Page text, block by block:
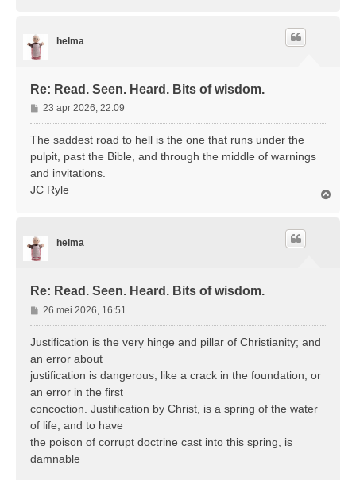
helma
Re: Read. Seen. Heard. Bits of wisdom.
B
e
r
h
t
23 apr 2026, 22:09
The saddest road to hell is the one that runs under the
pulpit, past the Bible, and through the middle of warnings
and invitations.
JC Ryle
helma
Re: Read. Seen. Heard. Bits of wisdom.
B
e
r
h
t
26 mei 2026, 16:51
Justification is the very hinge and pillar of Christianity; and
an error about
justification is dangerous, like a crack in the foundation, or
an error in the first
concoction. Justification by Christ, is a spring of the water
of life; and to have
the poison of corrupt doctrine cast into this spring, is
damnable